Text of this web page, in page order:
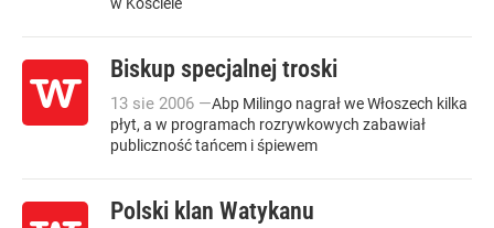
Biskup specjalnej troski
13 sie 2006 —Abp Milingo nagrał we Włoszech kilka
płyt, a w programach rozrywkowych zabawiał
publiczność tańcem i śpiewem
Polski klan Watykanu